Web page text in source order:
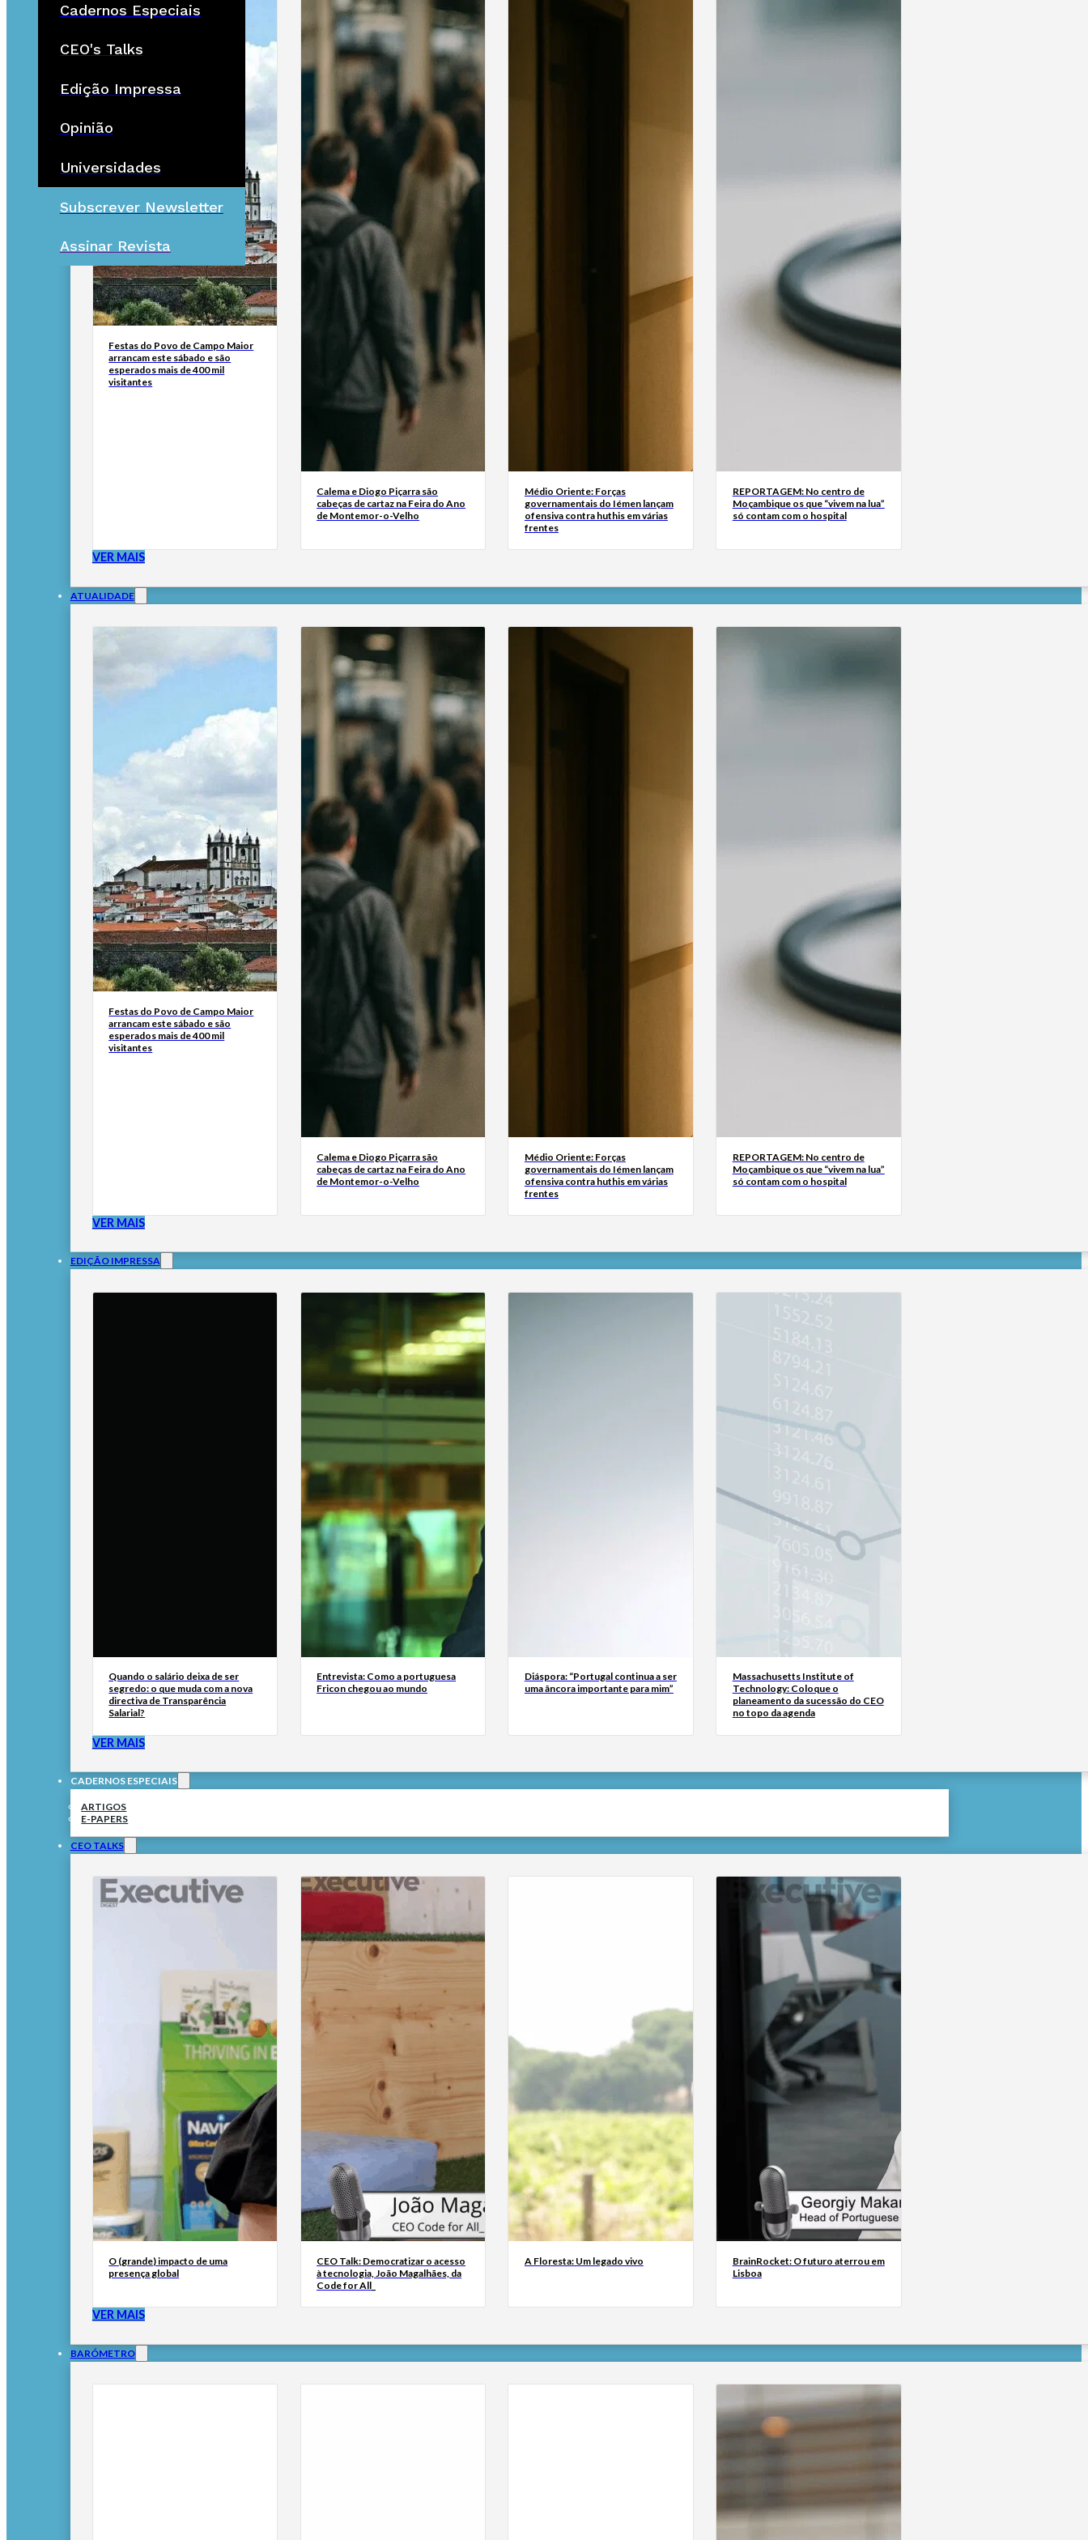
Cadernos Especiais
CEO's Talks
Edição Impressa
Opinião
Universidades
Subscrever Newsletter
Assinar Revista
Festas do Povo de Campo Maior
arrancam este sábado e são
esperados mais de 400 mil
visitantes
Calema e Diogo Piçarra são
cabeças de cartaz na Feira do Ano
de Montemor-o-Velho
Médio Oriente: Forças
governamentais do Iémen lançam
ofensiva contra huthis em várias
frentes
REPORTAGEM: No centro de
Moçambique os que “vivem na lua”
só contam com o hospital
VER MAIS
ATUALIDADE
Festas do Povo de Campo Maior
arrancam este sábado e são
esperados mais de 400 mil
visitantes
Calema e Diogo Piçarra são
cabeças de cartaz na Feira do Ano
de Montemor-o-Velho
Médio Oriente: Forças
governamentais do Iémen lançam
ofensiva contra huthis em várias
frentes
REPORTAGEM: No centro de
Moçambique os que “vivem na lua”
só contam com o hospital
VER MAIS
EDIÇÃO IMPRESSA
Quando o salário deixa de ser
segredo: o que muda com a nova
directiva de Transparência
Salarial?
Entrevista: Como a portuguesa
Fricon chegou ao mundo
Diáspora: “Portugal continua a ser
uma âncora importante para mim”
Massachusetts Institute of
Technology: Coloque o
planeamento da sucessão do CEO
no topo da agenda
VER MAIS
CADERNOS ESPECIAIS
ARTIGOS
E-PAPERS
CEO TALKS
O (grande) impacto de uma
presença global
CEO Talk: Democratizar o acesso
à tecnologia, João Magalhães, da
Code for All_
A Floresta: Um legado vivo
BrainRocket: O futuro aterrou em
Lisboa
VER MAIS
BARÓMETRO